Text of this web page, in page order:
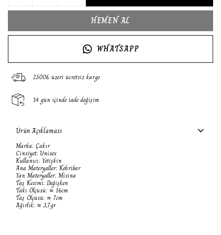
HEMEN AL
WHATSAPP
2500₺ üzeri ücretsiz kargo
14 gün içinde iade değişim
Ürün Açıklaması
Marka: Çakır
Cinsiyet: Unisex
Kullanıcı: Yetişkin
Ana Materyaller: Kehribar
Yan Materyaller: Misina
Taş Kesimi: Değişken
Takı Ölçüsü: ≈ 16cm
Taş Ölçüsü: ≈ 7cm
Ağırlık: ≈ 3,7gr